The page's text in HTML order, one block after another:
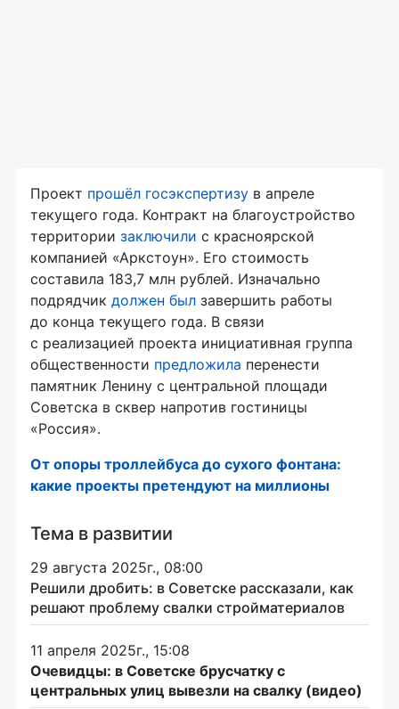
Проект прошёл госэкспертизу в апреле
текущего года. Контракт на благоустройство
территории заключили с красноярской
компанией «Аркстоун». Его стоимость
составила 183,7 млн рублей. Изначально
подрядчик должен был завершить работы
до конца текущего года. В связи
с реализацией проекта инициативная группа
общественности предложила перенести
памятник Ленину с центральной площади
Советска в сквер напротив гостиницы
«Россия».
От опоры троллейбуса до сухого фонтана:
какие проекты претендуют на миллионы
Тема в развитии
29 августа 2025г., 08:00
Решили дробить: в Советске рассказали, как
решают проблему свалки стройматериалов
11 апреля 2025г., 15:08
Очевидцы: в Советске брусчатку с
центральных улиц вывезли на свалку (видео)